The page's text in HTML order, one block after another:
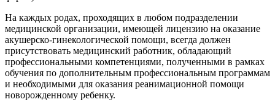
На каждых родах, проходящих в любом подразделении
медицинской организации, имеющей лицензию на оказание
акушерско-гинекологической помощи, всегда должен
присутствовать медицинский работник, обладающий
профессиональными компетенциями, полученными в рамках
обучения по дополнительным профессиональным программам
и необходимыми для оказания реанимационной помощи
новорожденному ребенку.